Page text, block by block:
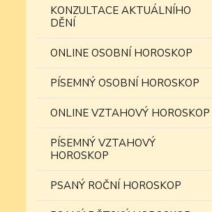
KONZULTACE AKTUÁLNÍHO
DĚNÍ
ONLINE OSOBNÍ HOROSKOP
PÍSEMNÝ OSOBNÍ HOROSKOP
ONLINE VZTAHOVÝ HOROSKOP
PÍSEMNÝ VZTAHOVÝ
HOROSKOP
PSANÝ ROČNÍ HOROSKOP